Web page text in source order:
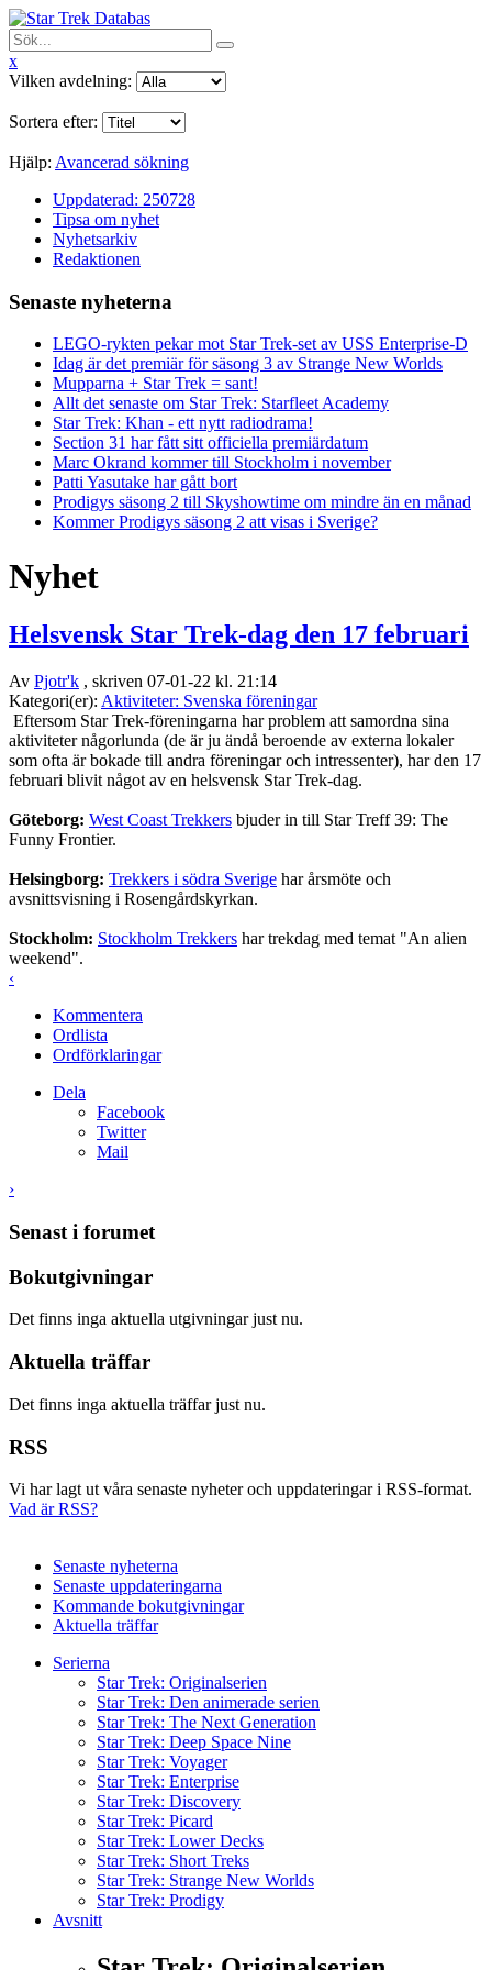
x
Vilken avdelning:
Sortera efter:
Hjälp: Avancerad sökning
Uppdaterad: 250728
Tipsa om nyhet
Nyhetsarkiv
Redaktionen
Senaste nyheterna
LEGO-rykten pekar mot Star Trek-set av USS Enterprise-D
Idag är det premiär för säsong 3 av Strange New Worlds
Mupparna + Star Trek = sant!
Allt det senaste om Star Trek: Starfleet Academy
Star Trek: Khan - ett nytt radiodrama!
Section 31 har fått sitt officiella premiärdatum
Marc Okrand kommer till Stockholm i november
Patti Yasutake har gått bort
Prodigys säsong 2 till Skyshowtime om mindre än en månad
Kommer Prodigys säsong 2 att visas i Sverige?
Nyhet
Helsvensk Star Trek-dag den 17 februari
Av Pjotr'k , skriven 07-01-22 kl. 21:14
Kategori(er): Aktiviteter: Svenska föreningar
Eftersom Star Trek-föreningarna har problem att samordna sina
aktiviteter någorlunda (de är ju ändå beroende av externa lokaler
som ofta är bokade till andra föreningar och intressenter), har den 17
februari blivit något av en helsvensk Star Trek-dag.
Göteborg: West Coast Trekkers bjuder in till Star Treff 39: The
Funny Frontier.
Helsingborg: Trekkers i södra Sverige har årsmöte och
avsnittsvisning i Rosengårdskyrkan.
Stockholm: Stockholm Trekkers har trekdag med temat "An alien
weekend".
‹
Kommentera
Ordlista
Ordförklaringar
Dela
Facebook
Twitter
Mail
›
Senast i forumet
Bokutgivningar
Det finns inga aktuella utgivningar just nu.
Aktuella träffar
Det finns inga aktuella träffar just nu.
RSS
Vi har lagt ut våra senaste nyheter och uppdateringar i RSS-format.
Vad är RSS?
Senaste nyheterna
Senaste uppdateringarna
Kommande bokutgivningar
Aktuella träffar
Serierna
Star Trek: Originalserien
Star Trek: Den animerade serien
Star Trek: The Next Generation
Star Trek: Deep Space Nine
Star Trek: Voyager
Star Trek: Enterprise
Star Trek: Discovery
Star Trek: Picard
Star Trek: Lower Decks
Star Trek: Short Treks
Star Trek: Strange New Worlds
Star Trek: Prodigy
Avsnitt